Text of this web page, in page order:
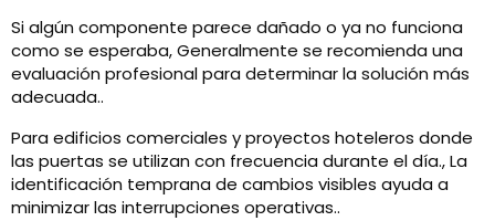
Si algún componente parece dañado o ya no funciona
como se esperaba, Generalmente se recomienda una
evaluación profesional para determinar la solución más
adecuada..
Para edificios comerciales y proyectos hoteleros donde
las puertas se utilizan con frecuencia durante el día., La
identificación temprana de cambios visibles ayuda a
minimizar las interrupciones operativas..